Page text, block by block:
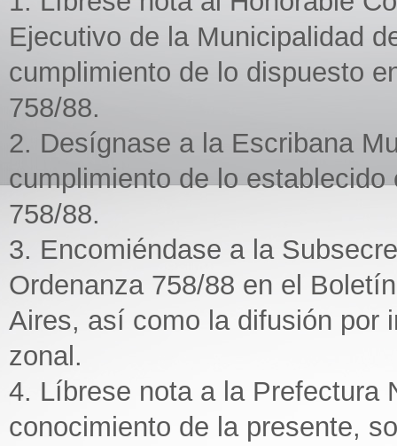
Ejecutivo de la Municipalidad
cumplimiento de lo dispuesto
758/88.
2. Desígnase a la Escribana
cumplimiento de lo
758/88.
3. Encomiéndase a la
Ordenanza 758/88 en el
Aires, así como la difusión por
zonal.
4. Líbrese nota a la Prefectura
conocimiento de la presente,